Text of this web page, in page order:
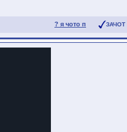
? я чото п ЗАЧОТ